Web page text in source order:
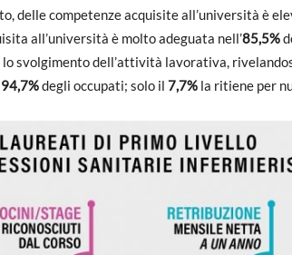
delle competenze acquisite all’università è
all’università è molto adeguata nell’85,5%
svolgimento dell’attività lavorativa,
94,7%degli occupati; solo il 7,7% la ritiene per